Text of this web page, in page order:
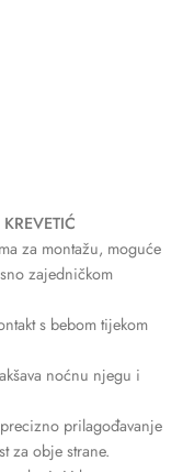
za montažu, moguće
zajedničkom
s bebom tijekom
noćnu njegu i
prilagođavanje
za obje strane.